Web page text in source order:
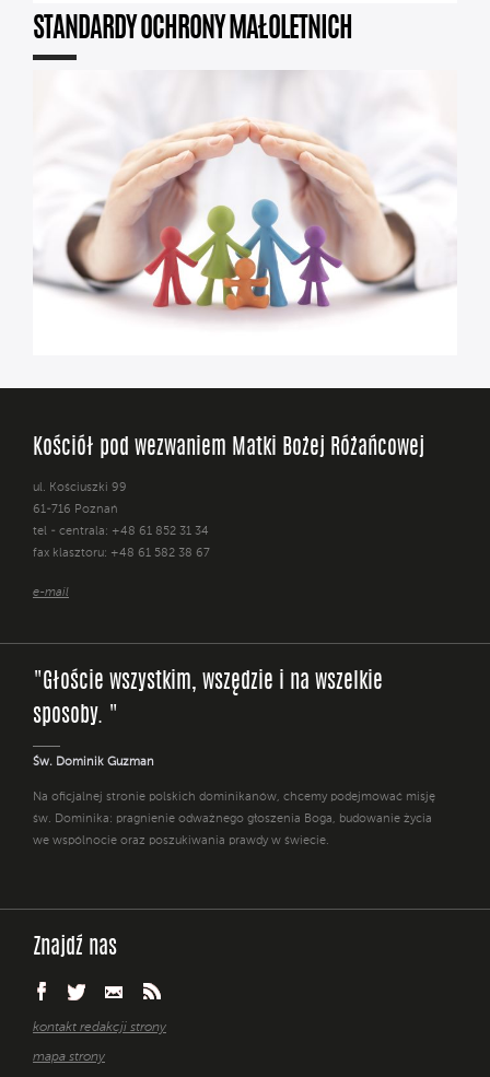
STANDARDY OCHRONY MAŁOLETNICH
Kościół pod wezwaniem Matki Bożej Różańcowej
ul. Kościuszki 99
61-716 Poznań
tel - centrala: +48 61 852 31 34
fax klasztoru: +48 61 582 38 67
e-mail
"Głoście wszystkim, wszędzie i na wszelkie
sposoby. "
Św. Dominik Guzman
Na oficjalnej stronie polskich dominikanów, chcemy podejmować misję
św. Dominika: pragnienie odważnego głoszenia Boga, budowanie życia
we wspólnocie oraz poszukiwania prawdy w świecie.
Znajdź nas
kontakt redakcji strony
mapa strony